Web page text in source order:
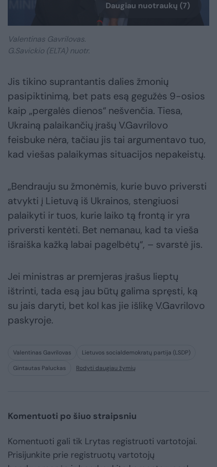
Daugiau nuotraukų (7)
Valentinas Gavrilovas.
G.Savickio (ELTA) nuotr.
Jis tikino suprantantis dalies žmonių
pasipiktinimą, bet pats esą gegužės 9-osios
kaip „pergalės dienos“ nešvenčia. Tiesa,
Ukrainą palaikančių įrašų V.Gavrilovo
feisbuke nėra, tačiau jis tai argumentavo tuo,
kad viešas palaikymas situacijos nepakeistų.
„Bendrauju su žmonėmis, kurie buvo priversti
atvykti į Lietuvą iš Ukrainos, stengiuosi
palaikyti ir tuos, kurie laiko tą frontą ir yra
priversti kentėti. Bet nemanau, kad ta vieša
išraiška kažką labai pagelbėtų“, – svarstė jis.
Jei ministras ar premjeras įrašus lieptų
ištrinti, tada esą jau būtų galima spręsti, ką
su jais daryti, bet kol kas jie išlikę V.Gavrilovo
paskyroje.
Valentinas Gavrilovas
Lietuvos socialdemokratų partija (LSDP)
Gintautas Paluckas
Rodyti daugiau žymių
Komentuoti po šiuo straipsniu
Komentuoti gali tik Lrytas registruoti vartotojai.
Prisijunkite prie registruotų vartotojų